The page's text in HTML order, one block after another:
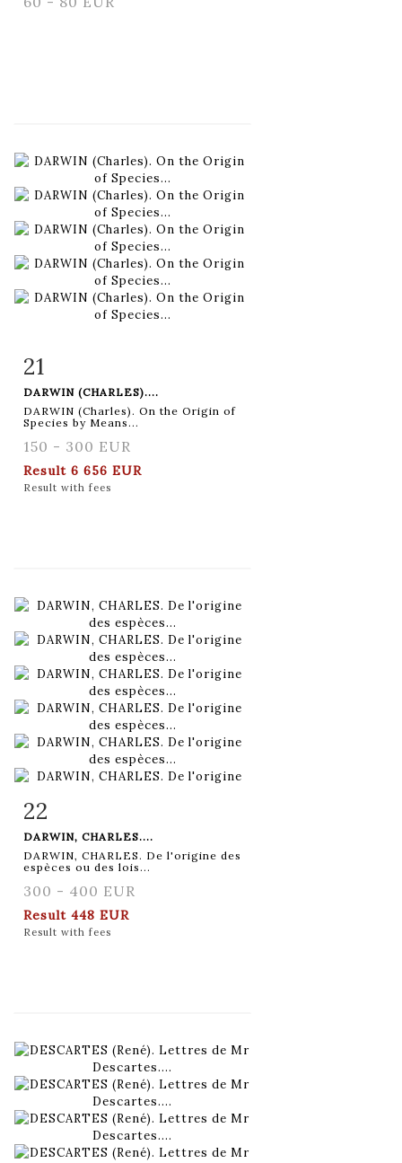
21
DARWIN (CHARLES)....
DARWIN (Charles). On the Origin of
Species by Means...
150 - 300 EUR
Result 6 656 EUR
Result with fees
Item detail
22
DARWIN, CHARLES....
DARWIN, CHARLES. De l'origine des
espèces ou des lois...
300 - 400 EUR
Result 448 EUR
Result with fees